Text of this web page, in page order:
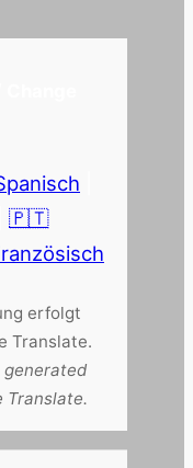
🇵🇹
erfolgt
Translate.
Translate.